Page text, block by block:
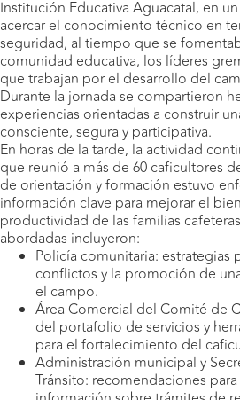
Institución Educativa Aguacatal, en
acercar el conocimiento técnico en
seguridad, al tiempo que se
comunidad educativa, los líderes
que trabajan por el desarrollo del
Durante la jornada se compartieron
experiencias orientadas a construir
consciente, segura y participativa.
En horas de la tarde, la actividad
que reunió a más de 60 caficultores
de orientación y formación estuvo
información clave para mejorar el
productividad de las familias
abordadas incluyeron:
Policía comunitaria: estrategias
conflictos y la promoción de
el campo.
Área Comercial del Comité de
del portafolio de servicios y
para el fortalecimiento del
Administración municipal y
Tránsito: recomendaciones